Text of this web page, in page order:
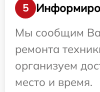
5
Мы сообщим
ремонта
организуем
место и время.